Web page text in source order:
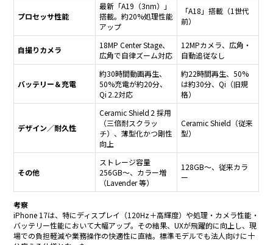
プロセッサ性能
最新「A19（3nm）」
搭載。約20%処理性能
アップ
「A18」搭載（1世代
前）
自撮りカメラ
18MP Center Stage、
広角で自律ズーム対応
12MPカメラ、広角・
自動追従なし
バッテリー＆充電
約30時間動画再生、
50%充電が約20分、
Qi 2.2対応
約22時間再生、50%
は約30分、Qi（旧規
格）
デザイン／耐久性
Ceramic Shield 2 採用
（三倍耐スクラッ
チ）、薄型化かつ剛性
向上
Ceramic Shield（従来
型）
その他
ストレージ容量
256GB〜、カラー増
（Lavender 等）
128GB〜、従来カラ
ー
考察
iPhone 17は、特にディスプレイ（120Hz＋高輝度）や処理・カメラ性能・
バッテリー性能において大幅アップ。その結果、UXが飛躍的に向上し、現
場での負担軽減や業務操作の快適性に直結。標準モデルでも法人向けに十